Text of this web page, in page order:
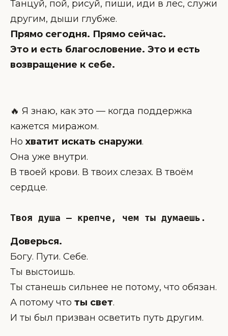
Танцуй, пой, рисуй, пиши, иди в лес, служи
другим, дыши глубже.
Прямо сегодня. Прямо сейчас.
Это и есть благословение. Это и есть
возвращение к себе.
🔥 Я знаю, как это — когда поддержка
кажется миражом.
Но хватит искать снаружи.
Она уже внутри.
В твоей крови. В твоих слезах. В твоём
сердце.
Твоя душа — крепче, чем ты думаешь.
Доверься.
Богу. Пути. Себе.
Ты выстоишь.
Ты станешь сильнее не потому, что обязан.
А потому что ты свет.
И ты был призван осветить путь другим.